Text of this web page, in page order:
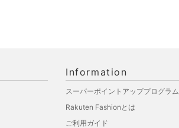
Information
スーパーポイントアッププログラム
Rakuten Fashionとは
ご利用ガイド